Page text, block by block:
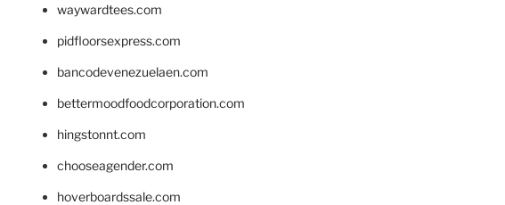
waywardtees.com
pidfloorsexpress.com
bancodevenezuelaen.com
bettermoodfoodcorporation.com
hingstonnt.com
chooseagender.com
hoverboardssale.com